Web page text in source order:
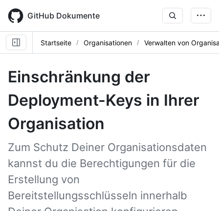
main
content
GitHub Dokumente
Startseite Organisationen Verwalten von
Einschränkung der
Deployment-Keys in Ihrer
Organisation
Zum Schutz Deiner Organisationsdaten
kannst du die Berechtigungen für die
Erstellung von
Bereitstellungsschlüsseln innerhalb